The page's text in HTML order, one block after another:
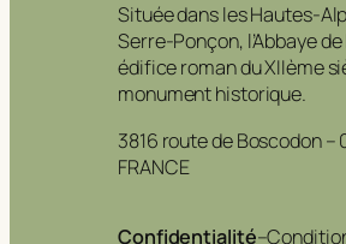
Située dans les Hautes-
Serre-Ponçon, l’Abbaye
édifice roman du XIIème
monument historique.
3816 route de Boscodon –
FRANCE
Confidentialité–